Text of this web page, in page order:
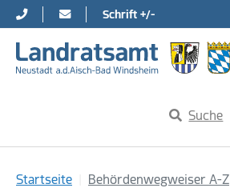
Direkt zur Hauptnavigation springen
Direkt zum Inhalt springen
Schrift +/-
Suche
Startseite Behördenwegweiser A-Z